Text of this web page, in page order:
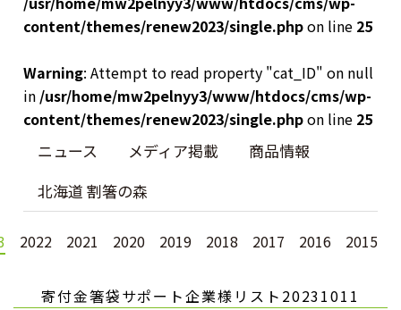
content/themes/renew2023/single.phpon line 25
Warning: Attempt to read property "cat_ID" on null
in /usr/home/mw2pelnyy3/www/htdocs/cms/wp-
content/themes/renew2023/single.phpon line 25
ニュース メディア掲載
商品情報
北海道 割箸の森
2022 2021 2020 2019 2018 2017 2016 2015
寄付金箸袋サポート企業様リスト20231011